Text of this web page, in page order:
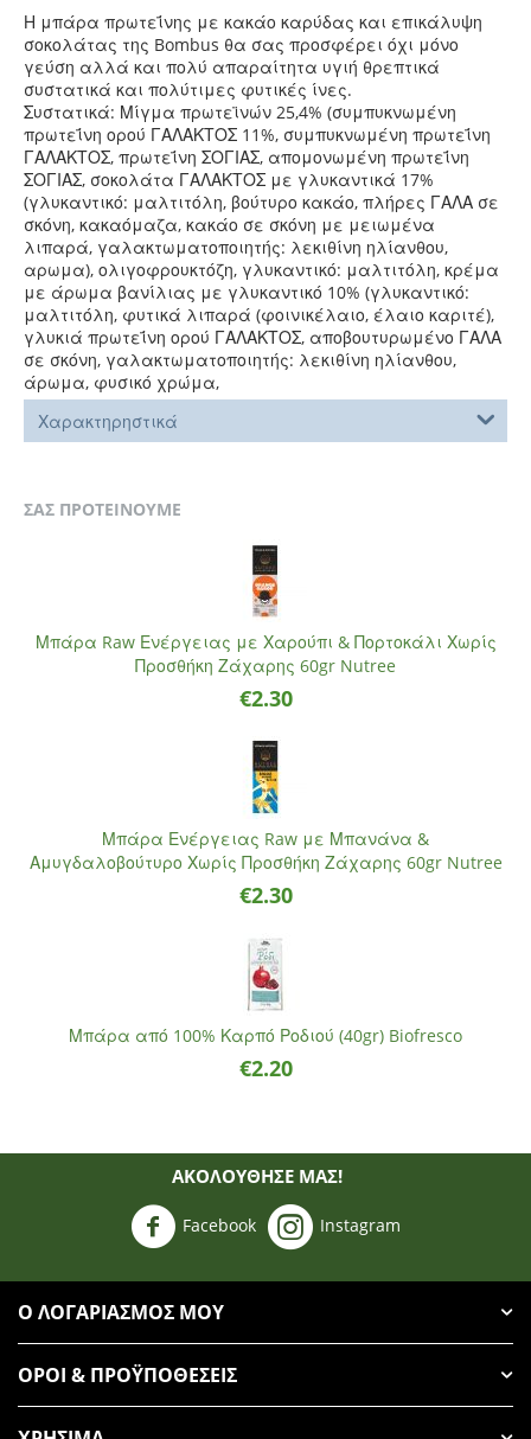
Η μπάρα πρωτεΐνης με κακάο καρύδας και επικάλυψη
σοκολάτας της Bombus θα σας προσφέρει όχι μόνο
γεύση αλλά και πολύ απαραίτητα υγιή θρεπτικά
συστατικά και πολύτιμες φυτικές ίνες.
Συστατικά: Μίγμα πρωτεϊνών 25,4% (συμπυκνωμένη
πρωτεΐνη ορού ΓΑΛΑΚΤΟΣ 11%, συμπυκνωμένη πρωτεΐνη
ΓΑΛΑΚΤΟΣ, πρωτεΐνη ΣΟΓΙΑΣ, απομονωμένη πρωτεΐνη
ΣΟΓΙΑΣ, σοκολάτα ΓΑΛΑΚΤΟΣ με γλυκαντικά 17%
(γλυκαντικό: μαλτιτόλη, βούτυρο κακάο, πλήρες ΓΑΛΑ σε
σκόνη, κακαόμαζα, κακάο σε σκόνη με μειωμένα
λιπαρά, γαλακτωματοποιητής: λεκιθίνη ηλίανθου,
αρωμα), ολιγοφρουκτόζη, γλυκαντικό: μαλτιτόλη, κρέμα
με άρωμα βανίλιας με γλυκαντικό 10% (γλυκαντικό:
μαλτιτόλη, φυτικά λιπαρά (φοινικέλαιο, έλαιο καριτέ),
γλυκιά πρωτεΐνη ορού ΓΑΛΑΚΤΟΣ, αποβουτυρωμένο ΓΑΛΑ
σε σκόνη, γαλακτωματοποιητής: λεκιθίνη ηλίανθου,
άρωμα, φυσικό χρώμα,
Χαρακτηρηστικά
ΣΑΣ ΠΡΟΤΕΙΝΟΥΜΕ
Μπάρα Raw Ενέργειας με Χαρούπι & Πορτοκάλι Χωρίς
Προσθήκη Ζάχαρης 60gr Nutree
€2.30
Μπάρα Ενέργειας Raw με Μπανάνα &
Αμυγδαλοβούτυρο Χωρίς Προσθήκη Ζάχαρης 60gr Nutree
€2.30
Μπάρα από 100% Καρπό Ροδιού (40gr) Biofresco
€2.20
ΑΚΟΛΟΥΘΗΣΈ ΜΑΣ!
Facebook Instagram
Ο ΛΟΓΑΡΙΑΣΜΌΣ ΜΟΥ
ΌΡΟΙ & ΠΡΟΫΠΟΘΈΣΕΙΣ